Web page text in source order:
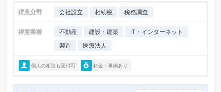
得意分野 会社設立 相続税 税務調査
得意業種 不動産 建設・建築
IT・インターネット
製造
医療法人
個人の相談も受付可 料金・事例あり